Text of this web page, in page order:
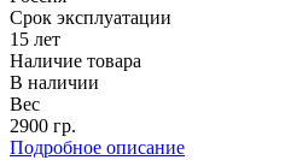
Срок эксплуатации
15 лет
Наличие товара
В наличии
Вес
2900 гр.
Подробное описание